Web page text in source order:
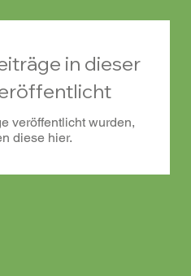
in dieser
veröffentlicht wurden,
diese hier.